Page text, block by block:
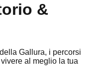
&
Gallura, i percorsi
al meglio la tua